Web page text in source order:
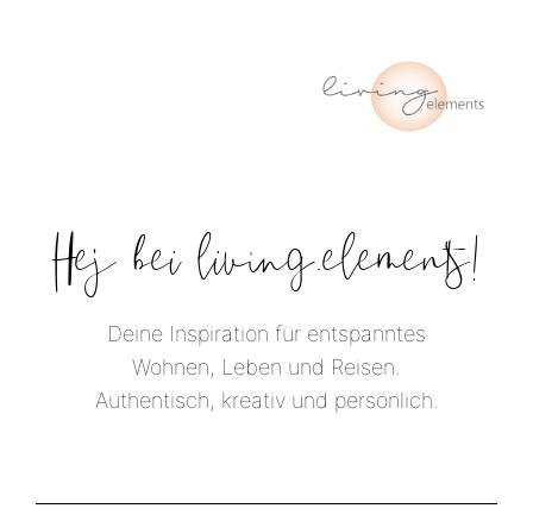
Hej bei living.elements!
Deine Inspiration für entspanntes
Wohnen, Leben und Reisen.
Authentisch, kreativ und persönlich.